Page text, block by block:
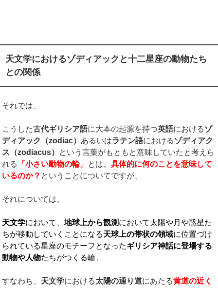
天文学におけるゾディアックと十二星座の動物たち
との関係
それでは、
こうした古代ギリシア語に大本の起源を持つ英語におけるゾ
ディアック（zodiac） あるいはラテン語におけるゾディアク
ス（zodiacus） という言葉がもともと意味していたと考えら
れる
「小さい動物の輪」 とは、具体的に何のことを意味して
いるのか？ ということについてですが、
それについては、
天文学において、地球上から観測 において太陽や月や惑星た
ちが移動していくことになる天球上の帯状の領域に位置づけ
られている星座のモチーフとなったギリシア神話に登場する
動物や人物たちがつくる輪、
すなわち、 天文学における太陽の通り道にあたる黄道の近く